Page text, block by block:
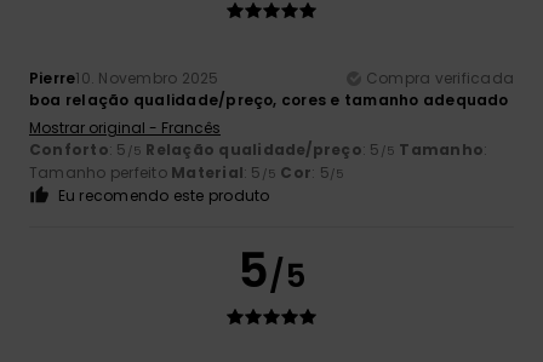
Pierre10. Novembro 2025
Compra verificada
boa relação qualidade/preço, cores e tamanho adequado
Mostrar original - Francês
Conforto: 5 /5 Relação qualidade/preço: 5 /5 Tamanho:
Tamanho perfeito Material: 5 /5 Cor: 5/5
Eu recomendo este produto
5/5